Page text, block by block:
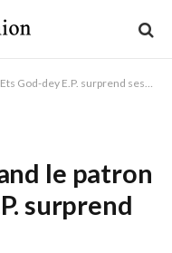
dey E.P. surprend ses employés
le patron
surprend